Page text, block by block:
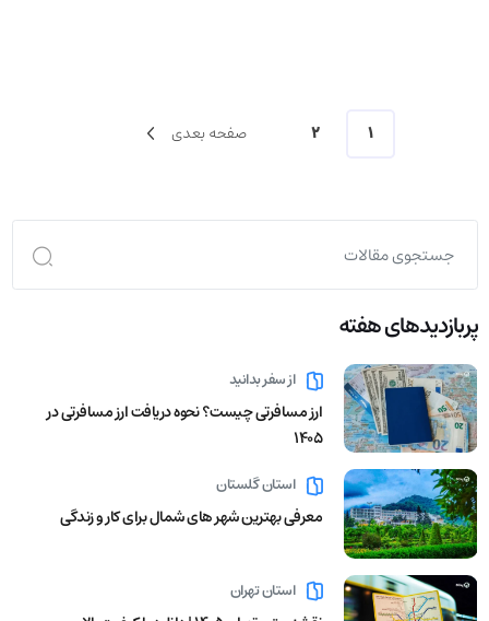
1
2 صفحه بعدی
پربازدید‌های هفته
از سفر بدانید
ارز مسافرتی چیست؟ نحوه دریافت ارز مسافرتی در
1405
استان گلستان
معرفی بهترین شهر های شمال برای کار و زندگی
استان تهران